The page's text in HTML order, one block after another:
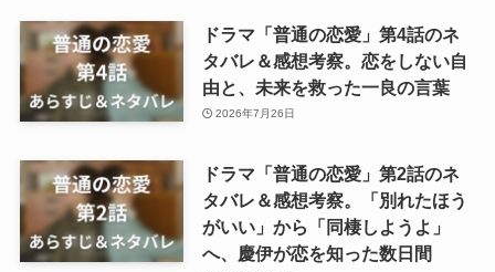
ドラマ「普通の恋愛」第4話のネ
タバレ＆感想考察。恋をしない自
由と、未来を救った一良の言葉
2026年7月26日
ドラマ「普通の恋愛」第2話のネ
タバレ＆感想考察。「別れたほう
がいい」から「同棲しようよ」
へ、慶伊が恋を知った数日間